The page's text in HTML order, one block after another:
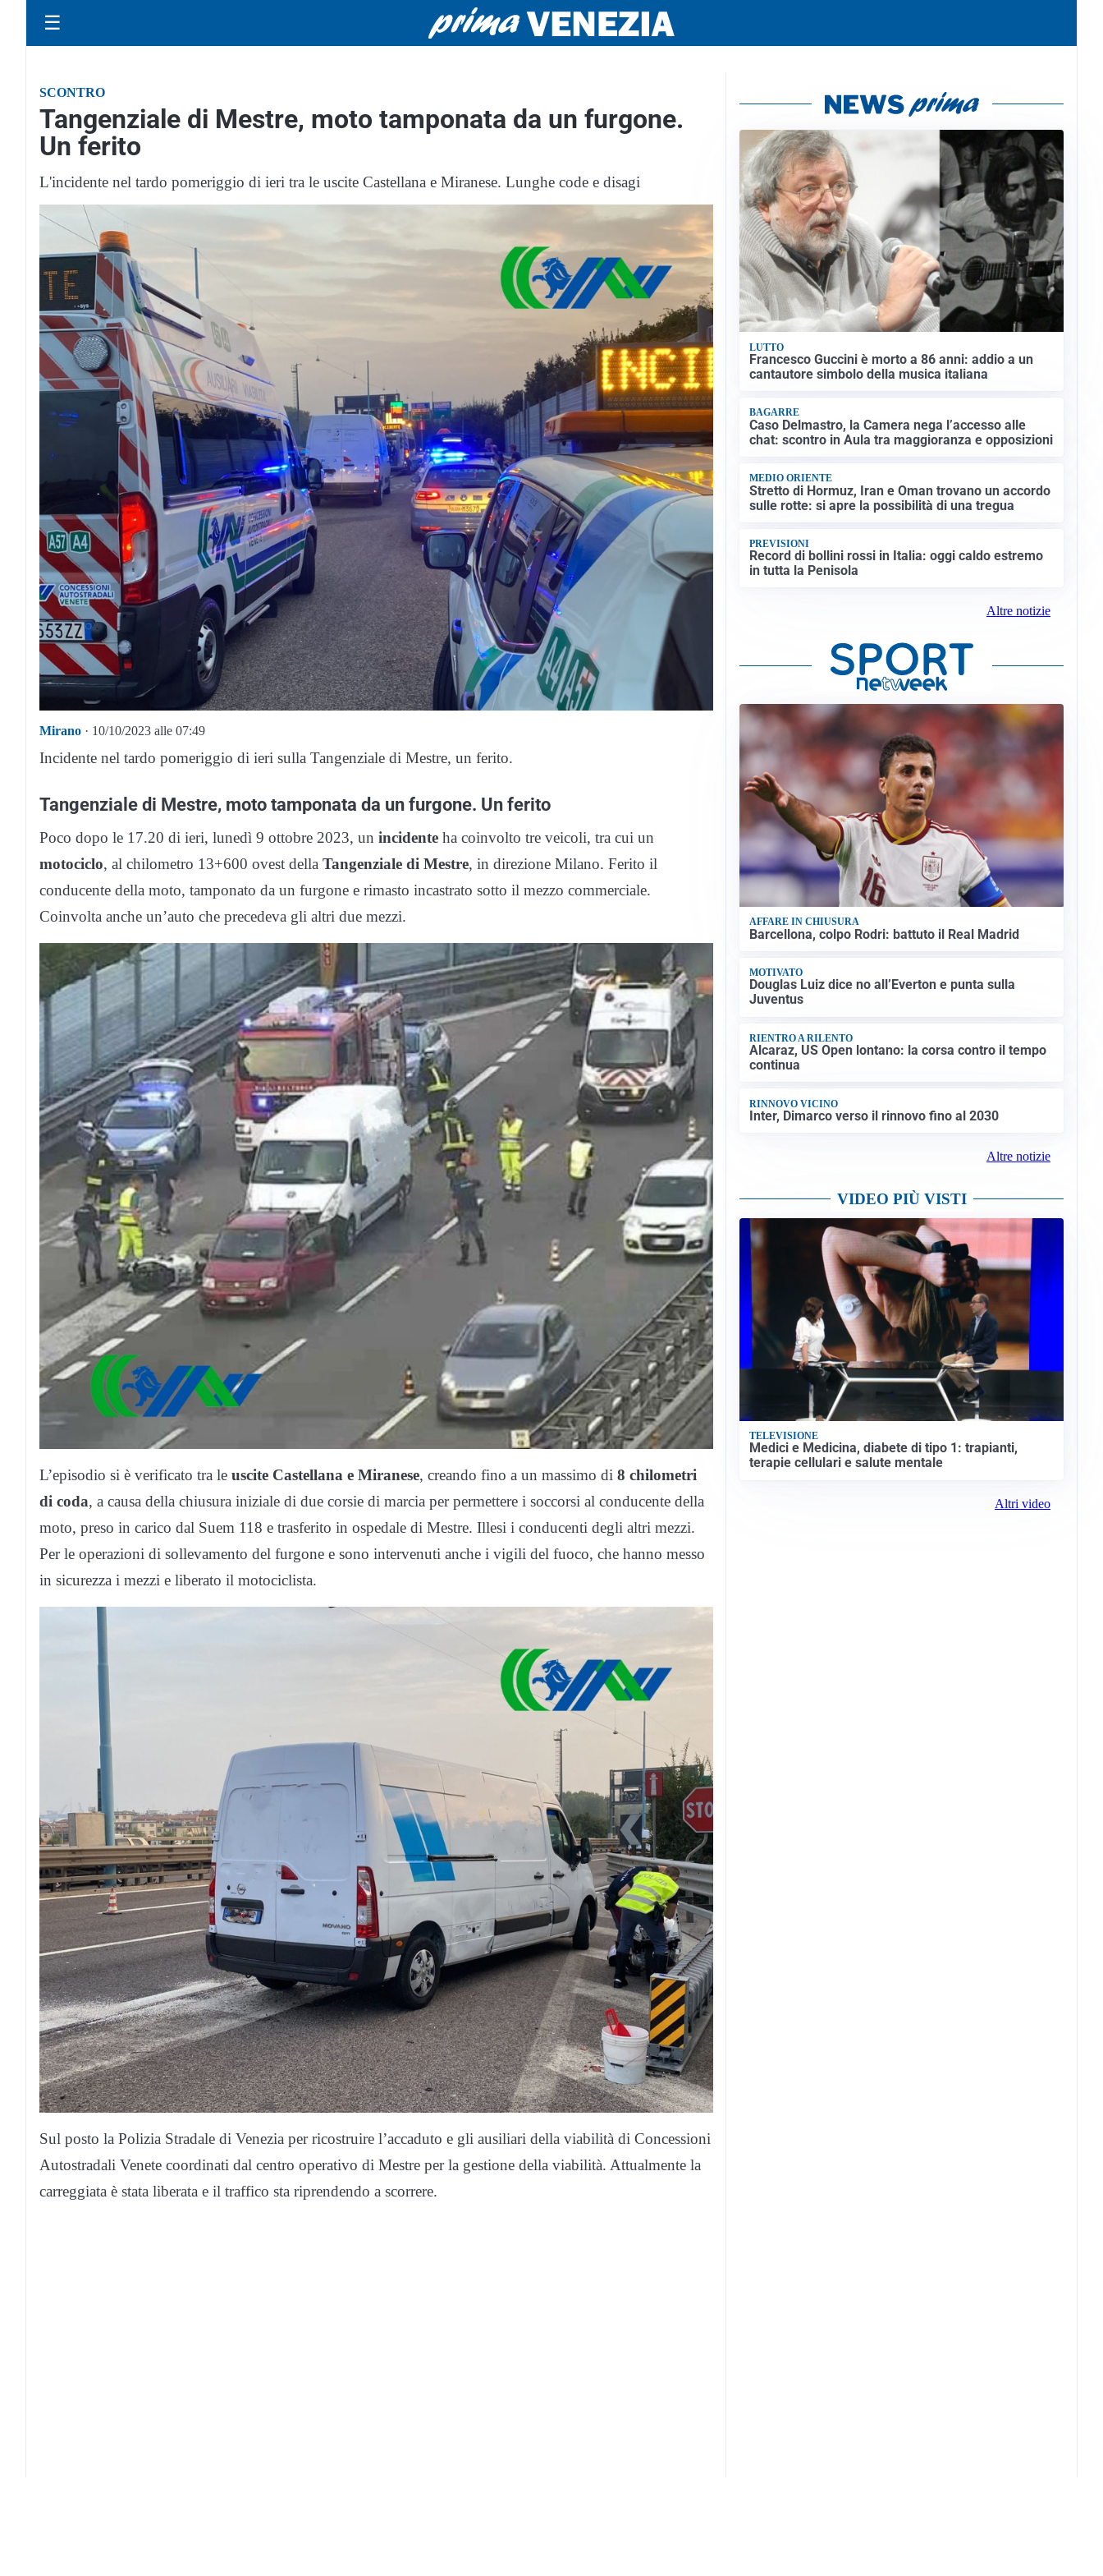
☰
SCONTRO
Tangenziale di Mestre, moto tamponata da un furgone.
Un ferito
L'incidente nel tardo pomeriggio di ieri tra le uscite Castellana e Miranese. Lunghe code e disagi
Mirano · 10/10/2023 alle 07:49
Incidente nel tardo pomeriggio di ieri sulla Tangenziale di Mestre, un ferito.
Tangenziale di Mestre, moto tamponata da un furgone. Un ferito
Poco dopo le 17.20 di ieri, lunedì 9 ottobre 2023, un incidente ha coinvolto tre veicoli, tra cui un
motociclo, al chilometro 13+600 ovest della Tangenziale di Mestre, in direzione Milano. Ferito il
conducente della moto, tamponato da un furgone e rimasto incastrato sotto il mezzo commerciale.
Coinvolta anche un’auto che precedeva gli altri due mezzi.
L’episodio si è verificato tra le uscite Castellana e Miranese, creando fino a un massimo di 8 chilometri
di coda, a causa della chiusura iniziale di due corsie di marcia per permettere i soccorsi al conducente della
moto, preso in carico dal Suem 118 e trasferito in ospedale di Mestre. Illesi i conducenti degli altri mezzi.
Per le operazioni di sollevamento del furgone e sono intervenuti anche i vigili del fuoco, che hanno messo
in sicurezza i mezzi e liberato il motociclista.
Sul posto la Polizia Stradale di Venezia per ricostruire l’accaduto e gli ausiliari della viabilità di Concessioni
Autostradali Venete coordinati dal centro operativo di Mestre per la gestione della viabilità. Attualmente la
carreggiata è stata liberata e il traffico sta riprendendo a scorrere.
LUTTO
Francesco Guccini è morto a 86 anni: addio a un
cantautore simbolo della musica italiana
BAGARRE
Caso Delmastro, la Camera nega l’accesso alle
chat: scontro in Aula tra maggioranza e opposizioni
MEDIO ORIENTE
Stretto di Hormuz, Iran e Oman trovano un accordo
sulle rotte: si apre la possibilità di una tregua
PREVISIONI
Record di bollini rossi in Italia: oggi caldo estremo
in tutta la Penisola
Altre notizie
AFFARE IN CHIUSURA
Barcellona, colpo Rodri: battuto il Real Madrid
MOTIVATO
Douglas Luiz dice no all’Everton e punta sulla
Juventus
RIENTRO A RILENTO
Alcaraz, US Open lontano: la corsa contro il tempo
continua
RINNOVO VICINO
Inter, Dimarco verso il rinnovo fino al 2030
Altre notizie
VIDEO PIÙ VISTI
TELEVISIONE
Medici e Medicina, diabete di tipo 1: trapianti,
terapie cellulari e salute mentale
Altri video